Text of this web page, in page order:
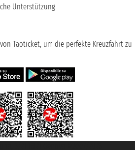
Unterstützung
von Taoticket, um die perfekte Kreuzfahrt zu